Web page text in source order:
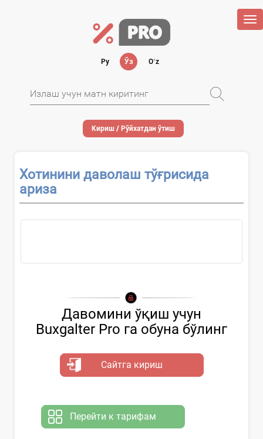
Ру Ўз Oʻz
Кириш / Рўйхатдан ўтиш
Хотинини даволаш тўғрисида
ариза
Давомини ўқиш учун
Buxgalter Pro га обуна бўлинг
Сайтга кириш
Перейти к тарифам